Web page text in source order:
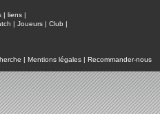
| liens |
| Joueurs | Club |
| Mentions légales | Recommander-nous